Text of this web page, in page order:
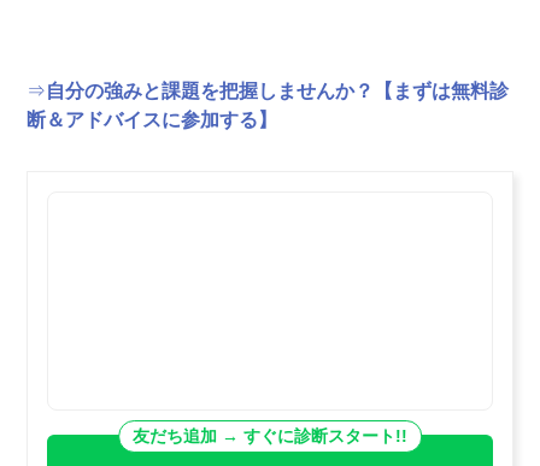
⇒自分の強みと課題を把握しませんか？【まずは無料診
断＆アドバイスに参加する】